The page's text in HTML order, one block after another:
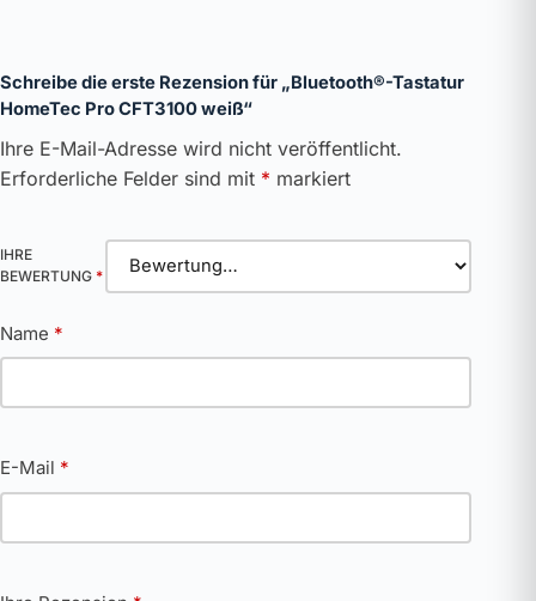
Schreibe die erste Rezension für „Bluetooth®-Tastatur
HomeTec Pro CFT3100 weiß“
Ihre E-Mail-Adresse wird nicht veröffentlicht.
Erforderliche Felder sind mit * markiert
IHRE
BEWERTUNG *
Name *
E-Mail *